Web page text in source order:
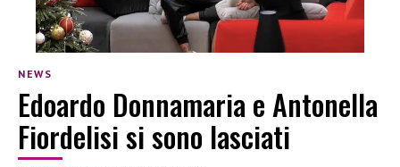
NEWS
Edoardo Donnamaria e Antonella
Fiordelisi si sono lasciati